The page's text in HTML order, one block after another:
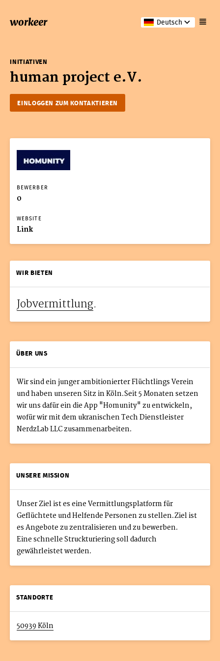
workeer Deutsch
INITIATIVEN
human project e.V.
EINLOGGEN ZUM KONTAKTIEREN
BEWERBER
0
WEBSITE
Link
WIR BIETEN
Jobvermittlung.
ÜBER UNS
Wir sind ein junger ambitionierter Flüchtlings Verein
und haben unseren Sitz in Köln.Seit 5 Monaten setzen
wir uns dafür ein die App "Homunity" zu entwickeln,
wofür wir mit dem ukranischen Tech Dienstleister
NerdzLab LLC zusammenarbeiten.
UNSERE MISSION
Unser Ziel ist es eine Vermittlungsplatform für
Geflüchtete und Helfende Personen zu stellen.Ziel ist
es Angebote zu zentralisieren und zu bewerben.
Eine schnelle Struckturiering soll dadurch
gewährleistet werden.
STANDORTE
50939 Köln